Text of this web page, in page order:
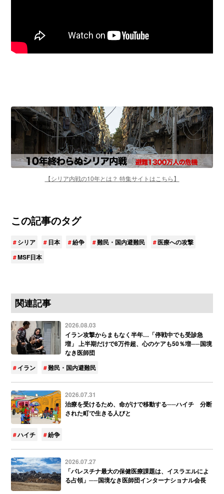
【シリア内戦の10年とは？ 特集サイトはこちら】
この記事のタグ
シリア 日本 紛争 難民・国内避難民
医療への攻撃
MSF日本
関連記事
2026.08.03
イラン攻撃からまもなく半年…「停戦中でも受診急
増」 上半期だけで8万件超、心のケアも50％増──国境
なき医師団
イラン
難民・国内避難民
2026.07.31
治療を受けるため、命がけで移動する──ハイチ 分断
された町で生きる人びと
ハイチ 紛争
2026.07.27
「パレスチナ最大の保健医療課題は、イスラエルによ
る占領」──国境なき医師団インターナショナル会長